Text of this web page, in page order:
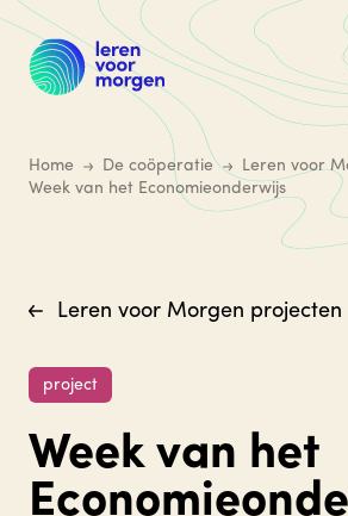
Home De coöperatie
Leren voor
Week van het Economieonderwijs
Leren voor Morgen projecten
project
Week van het